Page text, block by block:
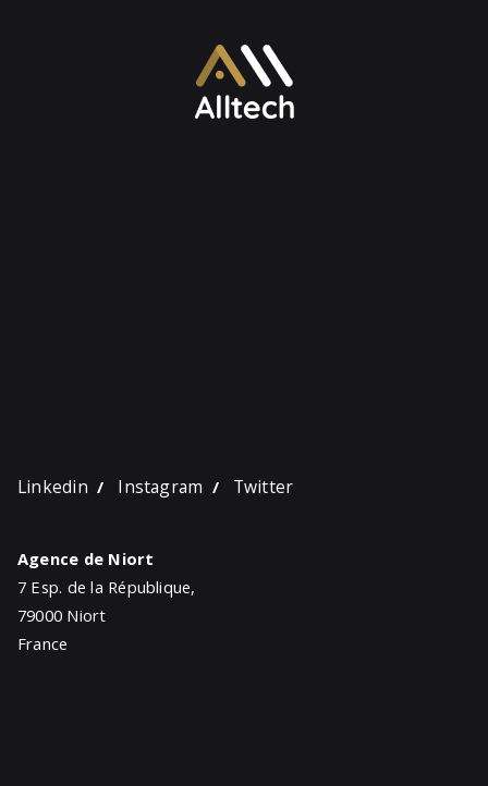
Linkedin / Instagram / Twitter
Agence de Niort
7 Esp. de la République,
79000 Niort
France